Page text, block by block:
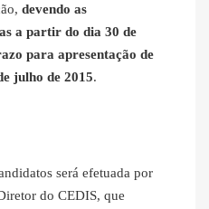
devendo as
a partir do dia 30 de
para apresentação de
julho de 2015.
será efetuada por
do CEDIS, que